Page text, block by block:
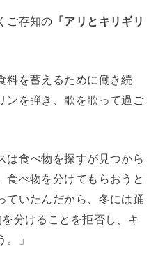
ご存知の 「アリとキリギリ
料を蓄えるために働き続
ンを弾き、歌を歌って過ご
は食べ物を探すが見つから
べ物を分けてもらおうと
ていたんだから、冬には踊
分けることを拒否し、キ
」